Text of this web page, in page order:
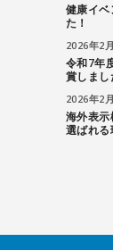
健康イ
た！
2026年2
令和7年
賞しまし
2026年2
海外表
選ばれる